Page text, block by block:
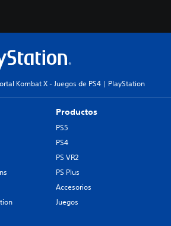
Kombat X - Juegos de PS4 | PlayStation
Productos
PS5
PS4
PS VR2
PS Plus
Accesorios
Juegos